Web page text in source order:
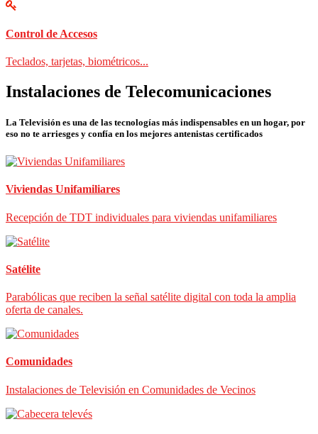
Control de Accesos
Teclados, tarjetas, biométricos...
Instalaciones de Telecomunicaciones
La Televisión es una de las tecnologías más indispensables en un hogar, por
eso no te arriesges y confía en los mejores antenistas certificados
Viviendas Unifamiliares
Recepción de TDT individuales para viviendas unifamiliares
Satélite
Parabólicas que reciben la señal satélite digital con toda la amplia
oferta de canales.
Comunidades
Instalaciones de Televisión en Comunidades de Vecinos